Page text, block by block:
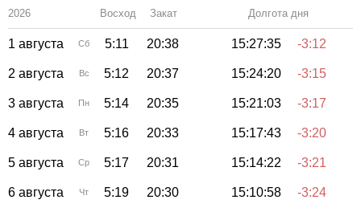
2026 Восход Закат Долгота дня
1 августа Сб 5:11 20:38 15:27:35 -3:12
2 августа Вс 5:12 20:37 15:24:20 -3:15
3 августа Пн 5:14 20:35 15:21:03 -3:17
4 августа Вт 5:16 20:33 15:17:43 -3:20
5 августа Ср 5:17 20:31 15:14:22 -3:21
6 августа Чт 5:19 20:30 15:10:58 -3:24